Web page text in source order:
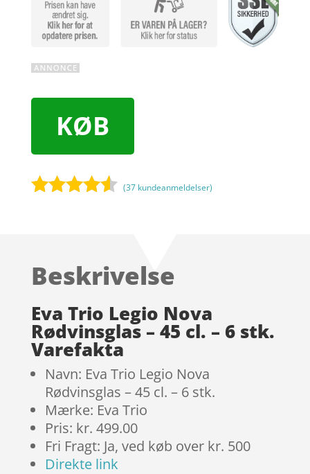
KØB
på
mmelser
(37 kundeanmeldelser)
Beskrivelse
Eva Trio Legio Nova
Rødvinsglas – 45 cl. – 6 stk.
Varefakta
Navn: Eva Trio Legio Nova
Rødvinsglas – 45 cl. – 6 stk.
Mærke: Eva Trio
Pris: kr. 499.00
Fri Fragt: Ja, ved køb over kr. 500
Direkte link